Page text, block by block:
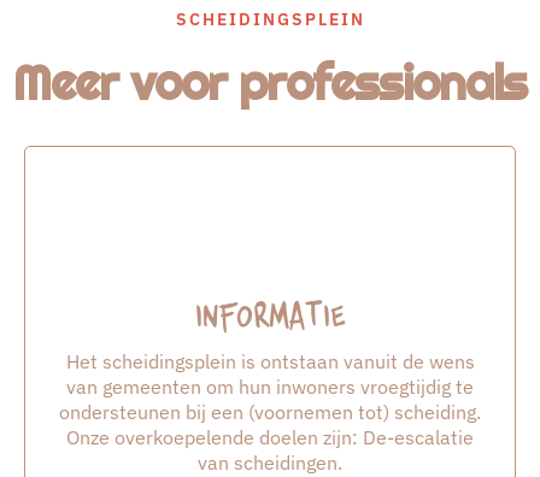
SCHEIDINGSPLEIN
Meer voor professionals
Informatie
Het scheidingsplein is ontstaan vanuit de wens
van gemeenten om hun inwoners vroegtijdig te
ondersteunen bij een (voornemen tot) scheiding.
Onze overkoepelende doelen zijn: De-escalatie
van scheidingen.